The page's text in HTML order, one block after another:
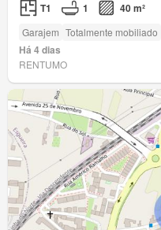
T1 1 40 m²
Garajem Totalmente mobiliado
Há 4 dias
RENTUMO